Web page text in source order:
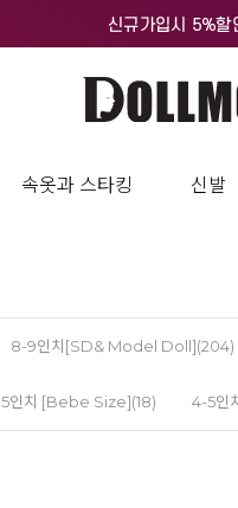
속옷과 스타킹 신발
8-9인치[SD& Model Doll](204)
5인치 [Bebe Size](18) 4-5인